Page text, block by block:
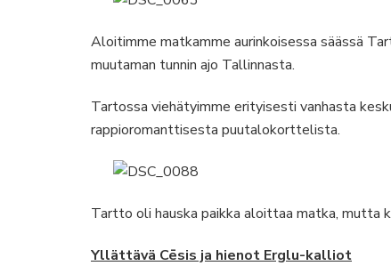
Aloitimme matkamme aurinkoisessa säässä
muutaman tunnin ajo Tallinnasta.
Tartossa viehätyimme erityisesti vanhasta
rappioromanttisesta puutalokorttelista.
Tartto oli hauska paikka aloittaa matka, mutta
Yllättävä Cēsis ja hienot Erglu-kalliot